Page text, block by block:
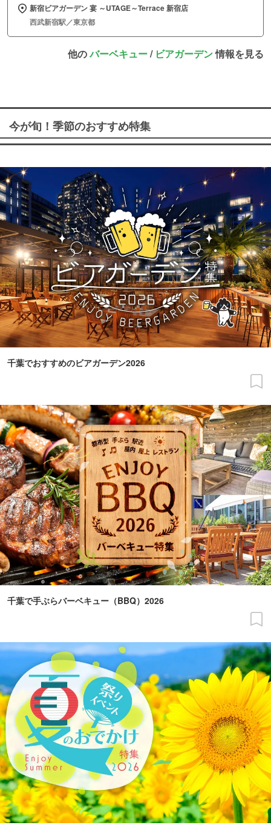
新宿ビアガーデン 宴 ～UTAGE～Terrace 新宿店
西武新宿駅／東京都
他のバーベキュー/ ビアガーデン情報を見る
今が旬！季節のおすすめ特集
千葉でおすすめのビアガーデン2026
千葉で手ぶらバーベキュー（BBQ）2026